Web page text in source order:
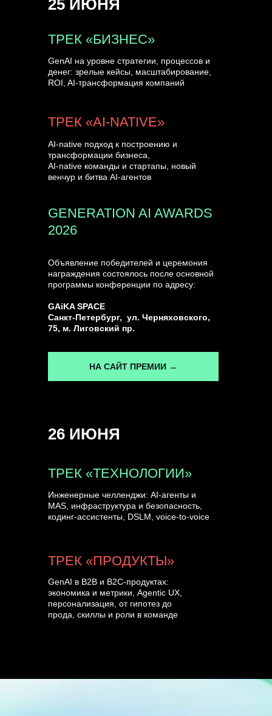
Объявление победителей и церемония
награждения состоялось после основной
программы конференции по адресу:
GAiKA SPACE
Санкт-Петербург, ул. Черняховского,
75, м. Лиговский пр.
ТРЕК «БИЗНЕС»
GENERATION AI AWARDS
2026
GenAI на уровне стратегии, процессов и
денег: зрелые кейсы, масштабирование,
ROI, AI-трансформация компаний
AI-native подход к построению и
трансформации бизнеса,
AI-native команды и стартапы, новый
венчур и битва AI-агентов
ТРЕК «AI-NATIVE»
25 ИЮНЯ
26 ИЮНЯ
ТРЕК «ПРОДУКТЫ»
GenAI в B2B и B2C-продуктах:
экономика и метрики, Agentic UX,
персонализация, от гипотез до
прода, скиллы и роли в команде
Инженерные челленджи: AI-агенты и
MAS, инфраструктура и безопасность,
кодинг-ассистенты, DSLM, voice-to-voice
ТРЕК «ТЕХНОЛОГИИ»
НА САЙТ ПРЕМИИ →
УЗНАТЬ БОЛЬШЕ
ГЕНЕРАЛЬНЫЙ ИНФОПАРТНЕР
CONVERSATIONS